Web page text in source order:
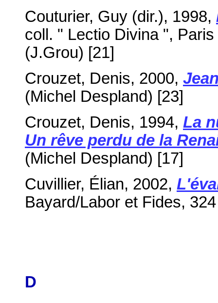
Couturier, Guy (dir.), 1998,
coll. " Lectio Divina ",
(J.Grou) [21]
Crouzet, Denis, 2000,
(Michel Despland) [23]
Crouzet, Denis, 1994, La
Un rêve perdu de la
(Michel Despland) [17]
Cuvillier, Élian, 2002,
Bayard/Labor et Fides,
D